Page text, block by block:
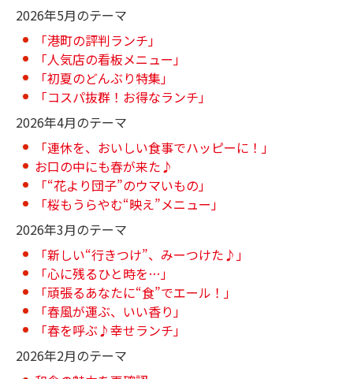
2026年5月のテーマ
「港町の評判ランチ」
「人気店の看板メニュー」
「初夏のどんぶり特集」
「コスパ抜群！お得なランチ」
2026年4月のテーマ
「連休を、おいしい食事でハッピーに！」
お口の中にも春が来た♪
「“花より団子”のウマいもの」
「桜もうらやむ“映え”メニュー」
2026年3月のテーマ
「新しい“行きつけ”、みーつけた♪」
「心に残るひと時を…」
「頑張るあなたに“食”でエール！」
「春風が運ぶ、いい香り」
「春を呼ぶ♪幸せランチ」
2026年2月のテーマ